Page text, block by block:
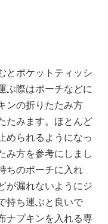
とポケットティッシ
ぶ際はポーチなどに
ンの折りたたみ方
たみます。ほとんど
められるようになっ
み方を参考にしまし
ちのポーチに入れ
が漏れないようにジ
持ち運ぶと良いで
ナプキンを入れる専